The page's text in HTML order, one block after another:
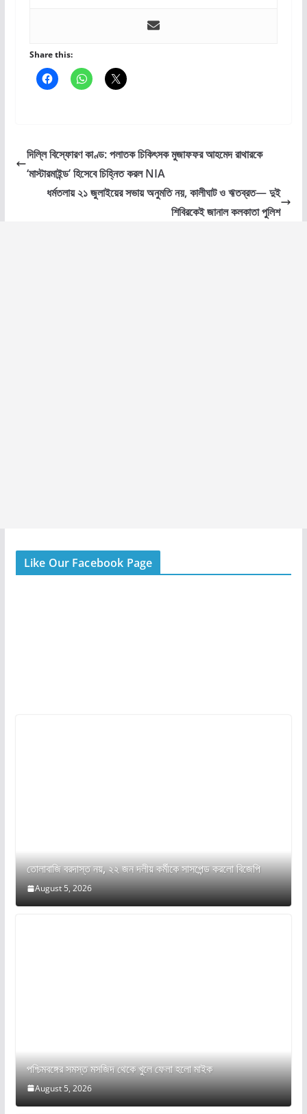
Share this:
দিল্লি বিস্ফোরণ কাণ্ড: পলাতক চিকিৎসক মুজাফফর আহমেদ রাথারকে
‘মাস্টারমাইন্ড’ হিসেবে চিহ্নিত করল NIA
ধর্মতলায় ২১ জুলাইয়ের সভায় অনুমতি নয়, কালীঘাট ও ঋতব্রত— দুই
শিবিরকেই জানাল কলকাতা পুলিশ
Like Our Facebook Page
তোলাবাজি বরদাস্ত নয়, ২২ জন দলীয় কর্মীকে সাসপেন্ড করলো বিজেপি
August 5, 2026
পশ্চিমবঙ্গের সমস্ত মসজিদ থেকে খুলে ফেলা হলো মাইক
August 5, 2026